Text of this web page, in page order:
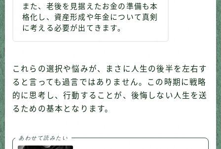
また、老後を見据えたお金の準備も本
格化し、資産形成や年金について真剣
に考える必要が出てきます。
これらの選択や悩みが、まさに人生の後半を左右す
ると言っても過言ではありません。この時期に戦略
的に思考し、行動することが、後悔しない人生を送
るための基本となります。
あわせて読みたい